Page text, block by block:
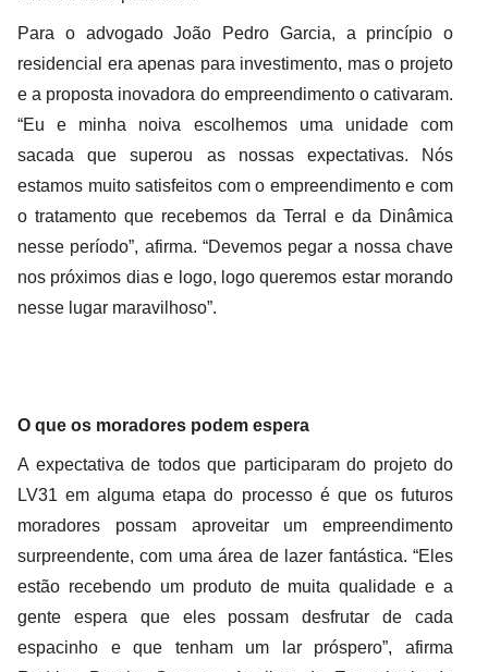
Para o advogado João Pedro Garcia, a princípio o
residencial era apenas para investimento, mas o projeto
e a proposta inovadora do empreendimento o cativaram.
“Eu e minha noiva escolhemos uma unidade com
sacada que superou as nossas expectativas. Nós
estamos muito satisfeitos com o empreendimento e com
o tratamento que recebemos da Terral e da Dinâmica
nesse período”, afirma. “Devemos pegar a nossa chave
nos próximos dias e logo, logo queremos estar morando
nesse lugar maravilhoso”.
O que os moradores podem espera
A expectativa de todos que participaram do projeto do
LV31 em alguma etapa do processo é que os futuros
moradores possam aproveitar um empreendimento
surpreendente, com uma área de lazer fantástica. “Eles
estão recebendo um produto de muita qualidade e a
gente espera que eles possam desfrutar de cada
espacinho e que tenham um lar próspero”, afirma